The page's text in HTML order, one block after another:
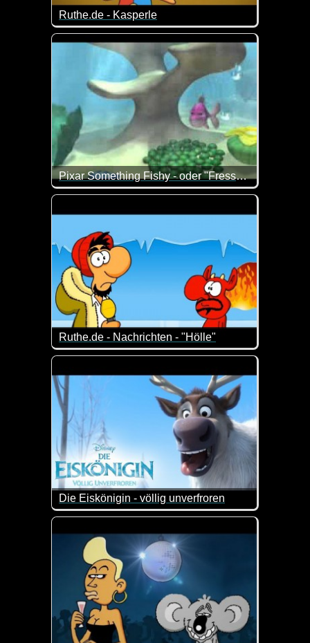
Ruthe.de - Kasperle
Dieses Kasperle ist eher nichts für Kinder ;-)
Pixar Something Fishy - oder "Fressen und gefressen werden"
Klasse Kurzfilm aus der Unterwasserwelt.
Ruthe.de - Nachrichten - "Hölle"
Die etwas anderen Nachrichten ;-)
Die Eiskönigin - völlig unverfroren
Richtig toller Kurzfilm von Disney. Ganz